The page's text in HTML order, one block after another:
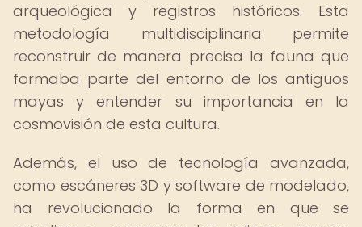
arqueológica y registros históricos. Esta
metodología multidisciplinaria permite
reconstruir de manera precisa la fauna que
formaba parte del entorno de los antiguos
mayas y entender su importancia en la
cosmovisión de esta cultura.
Además, el uso de tecnología avanzada,
como escáneres 3D y software de modelado,
ha revolucionado la forma en que se